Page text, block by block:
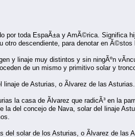
por toda EspaÃ±a y AmÃ©rica. Significa
otro descendiente, para denotar en Ã©stos
y linaje muy distintos y sin ningÃºn
de un mismo y primitivo solar y
linaje de Asturias, o Ãlvarez de las
la casa de Ãlvarez que radicÃ³ en la
la del concejo de Nava, solar del linaje
del solar de los Asturias, o Ãlvarez de